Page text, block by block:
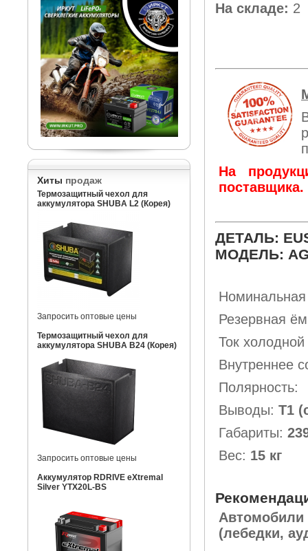
Хиты продаж
Термозащитный чехол для
аккумулятора SHUBA L2 (Корея)
Запросить оптовые цены
Термозащитный чехол для
аккумулятора SHUBA B24 (Корея)
Запросить оптовые цены
Аккумулятор RDRIVE eXtremal
Silver YTX20L-BS
На складе: 2
На
поставщика.
ДЕТАЛЬ:
МОДЕЛЬ:
Резервная
Ток холодной
Внутреннее
Выводы: Т1
Габариты:
Вес: 15 кг
(лебедки,